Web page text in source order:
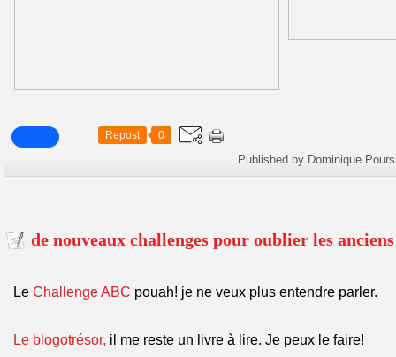
Repost 0
Published by Dominique
de nouveaux challenges pour oublier les anciens
Le Challenge ABC pouah! je ne veux plus entendre parler.
Le blogotrésor, il me reste un livre à lire. Je peux le faire!